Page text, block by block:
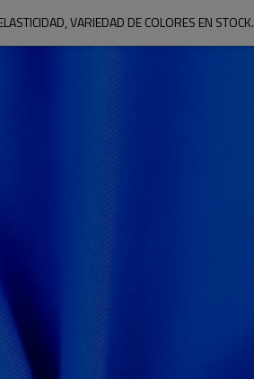
VARIEDAD DE COLORES EN STOCK.